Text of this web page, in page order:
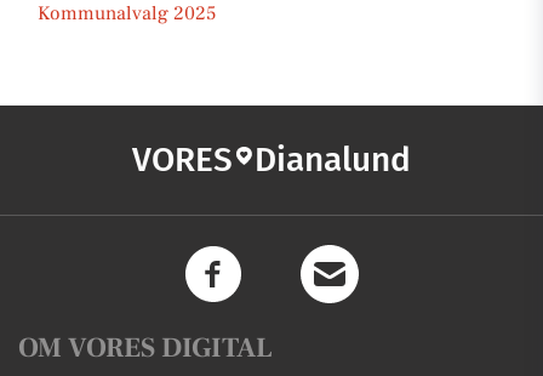
Kommunalvalg 2025
VORES Dianalund
OM VORES DIGITAL